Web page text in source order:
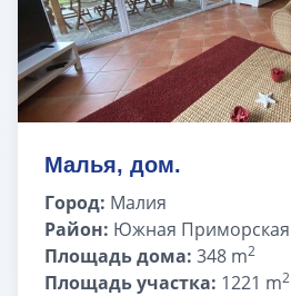
Малья, дом.
Город: Малия
Район: Южная Приморская
Площадь дома: 348 m2
Площадь участка: 1221 m2